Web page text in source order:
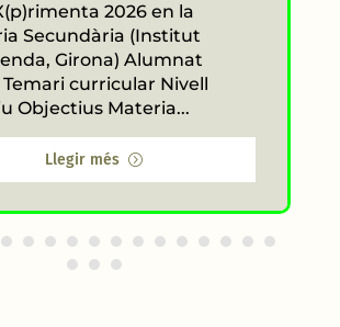
2026 en la
Secundària (Institut
Girona) Alumnat
curricular Nivell
Objectius Materia...
Llegir més